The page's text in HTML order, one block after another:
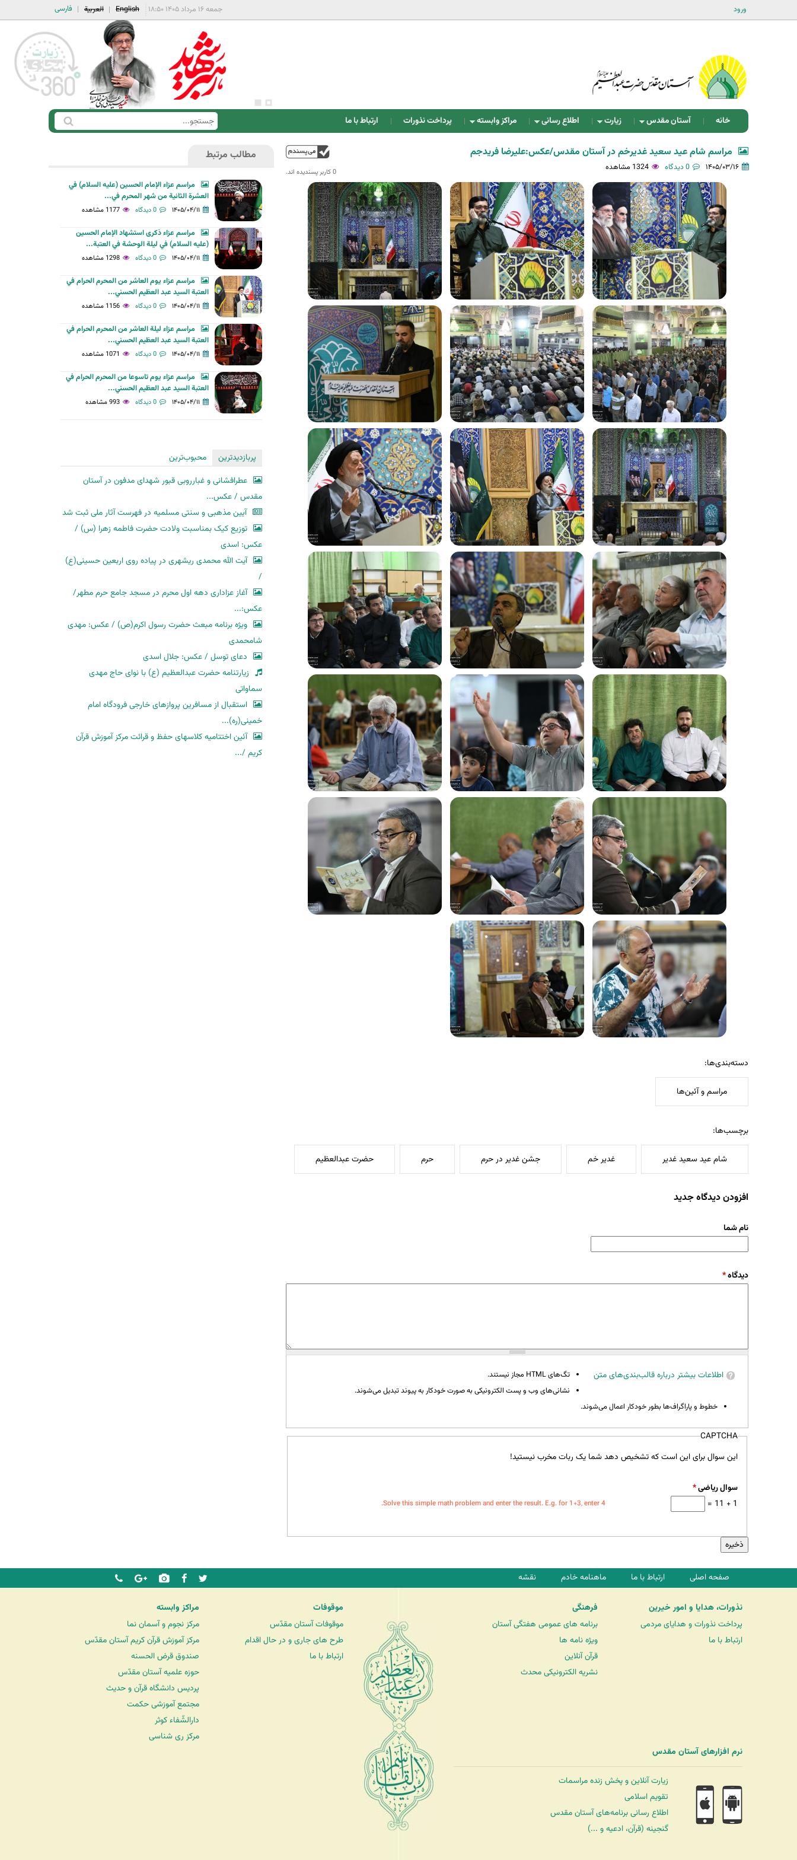
ورود فارسی العربية English جمعه ۱۶ مرداد ۱۴۰۵ ۱۸:۵۰
خانه آستان مقدس زیارت اطلاع رسانی مراکز وابسته پرداخت نذورات ارتباط با ما
ف
ر
ج
س
ج
س
ت
0 کاربر پسندیده اند.‎
مراسم شام عید سعید غدیرخم در آستان مقدس/عکس:علیرضا فریدجم
۱۴۰۵/۰۳/۱۶ 0 دیدگاه 1324 مشاهده
دسته‌بندی‌ها:
مراسم و آئین‌ها
برچسب‌ها:
شام عید سعید غدیر غدیر خم جشن غدیر در حرم حرم حضرت عبدالعظیم
افزودن دیدگاه جدید
نام شما
دیدگاه*
اطلاعات بیشتر درباره قالب‌بندی‌های متن
تگ‌های HTML مجاز نیستند.
نشانی‌های وب و پست الکترونیکی به صورت خودکار به پیوند تبدیل می‌شوند.
خطوط و پاراگراف‌ها بطور خودکار اعمال می‌شوند.
CAPTCHA
این سوال برای این است که تشخیص دهد شما یک ربات مخرب نیستید!
سوال ریاضی*
1 + 11 =
Solve this simple math problem and enter the result. E.g. for 1+3, enter 4.
مطالب مرتبط
مراسم عزاء الإمام الحسين (عليه السلام) في
العشرة الثانية من شهر المحرم في...
۱۴۰۵/۰۴/۱۱ 0 دیدگاه 1177 مشاهده
مراسم عزاء ذكرى استشهاد الإمام الحسين
(عليه السلام) في ليلة الوحشة في العتبة...
۱۴۰۵/۰۴/۱۱ 0 دیدگاه 1298 مشاهده
مراسم عزاء يوم العاشر من المحرم الحرام في
العتبة السيد عبد العظيم الحسني...
۱۴۰۵/۰۴/۱۱ 0 دیدگاه 1156 مشاهده
مراسم عزاء ليلة العاشر من المحرم الحرام في
العتبة السيد عبد العظيم الحسني...
۱۴۰۵/۰۴/۱۱ 0 دیدگاه 1071 مشاهده
مراسم عزاء يوم تاسوعا من المحرم الحرام في
العتبة السيد عبد العظيم الحسني...
۱۴۰۵/۰۴/۱۱ 0 دیدگاه 993 مشاهده
پربازدیدترین
محبوب‌ترین
عطرافشانی و غبارروبی قبور شهدای مدفون در آستان
مقدس / عکس...
آیین مذهبی و سنتی مسلمیه در فهرست آثار ملی ثبت شد
توزیع کیک بمناسبت ولادت حضرت فاطمه زهرا (س) /
عکس: اسدی
آیت الله محمدی ریشهری در پیاده روی اربعین حسینی(ع)
/
آغاز عزاداری دهه اول محرم در مسجد جامع حرم مطهر/
عکس:...
ویژه برنامه مبعث حضرت رسول اکرم(ص) / عکس: مهدی
شامحمدی
دعای توسل / عکس: جلال اسدی
زیارتنامه حضرت عبدالعظیم (ع) با نوای حاج مهدی
سماواتی
استقبال از مسافرین پروازهای خارجی فرودگاه امام
خمینی(ره)...
آئین اختتامیه کلاسهای حفظ و قرائت مرکز آموزش قرآن
کریم /...
صفحه اصلی ارتباط با ما ماهنامه خادم نقشه
نذورات، هدایا و امور خیرین
پرداخت نذورات و هدایای مردمی
ارتباط با ما
فرهنگی
برنامه های عمومی هفتگی آستان
ویژه نامه ها
قرآن آنلاین
نشریه الکترونیکی محدث
موقوفات
موقوفات آستان مقدّس
طرح های جاری و در حال اقدام
ارتباط با ما
مراکز وابسته
مرکز نجوم و آسمان نما
مرکز آموزش قرآن کریم آستان مقدّس
صندوق قرض الحسنه
حوزه علمیه آستان مقدّس
پردیس دانشگاه قرآن و حدیث
مجتمع آموزشی حکمت
دارالشّفاء کوثر
مرکز ری شناسی
نرم افزارهای آستان مقدس
زیارت آنلاین و پخش زنده مراسمات
تقویم اسلامی
اطلاع رسانی برنامه‌های آستان مقدس
گنجینه (قرآن، ادعیه و ...)